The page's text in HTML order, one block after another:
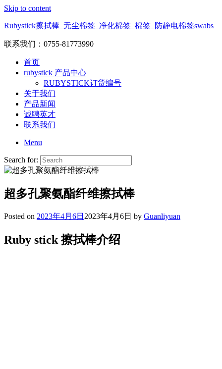
Skip to content
Rubystick擦拭棒_无尘棉签_净化棉签_棉签_防静电棉签swabs
联系我们：0755-81773990
首页
rubystick 产品中心
RUBYSTICK订货编号
关于我们
产品新闻
诚聘英才
联系我们
Menu
Search for:
超多孔聚氨酯纤维擦拭棒
Posted on 2023年4月6日 2023年4月6日 by Guanliyuan
Ruby stick 擦拭棒介绍